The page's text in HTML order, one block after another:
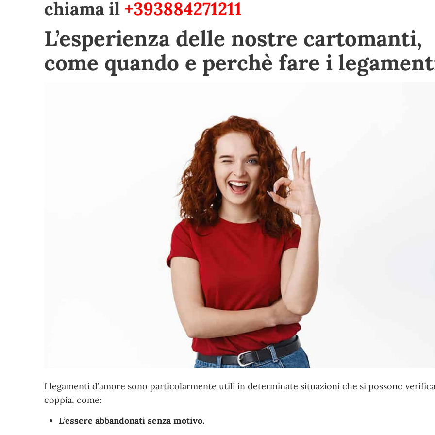
chiama il +393884271211
L’esperienza delle nostre cartomanti,
come quando e perchè fare i
I legamenti d’amore sono particolarmente utili in determinate situazioni che si possono
coppia, come:
L’essere abbandonati senza motivo.